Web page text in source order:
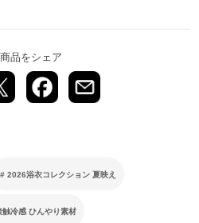
品をシェア
2026浴衣コレクション 夏映え
触冷感 ひんやり素材